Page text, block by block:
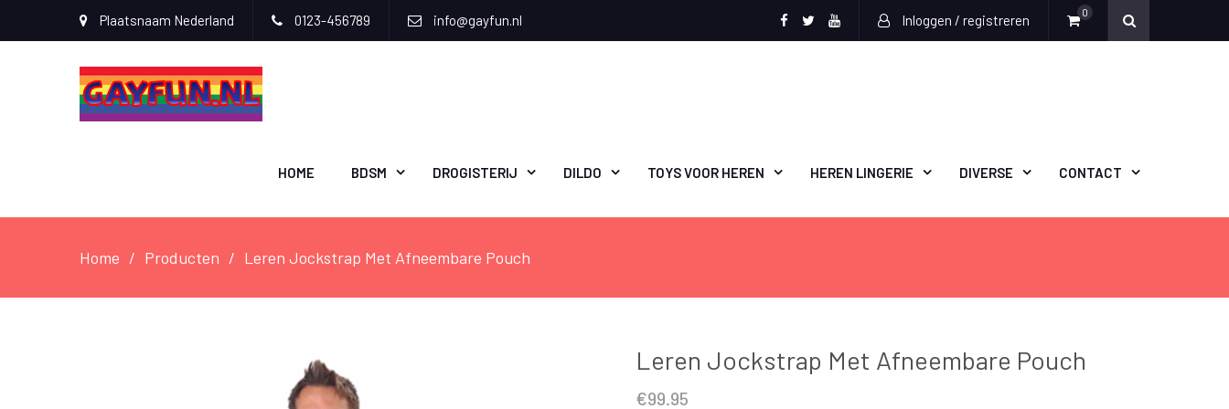
Plaatsnaam Nederland 0123-456789 info@gayfun.nl Inloggen / registreren 0
HOME BDSM DROGISTERIJ DILDO TOYS VOOR HEREN HEREN LINGERIE DIVERSE CONTACT
Home Producten Leren Jockstrap Met Afneembare Pouch
Leren Jockstrap Met Afneembare Pouch
€99.95